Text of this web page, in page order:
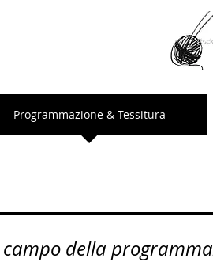
Programmazione & Tessitura
della